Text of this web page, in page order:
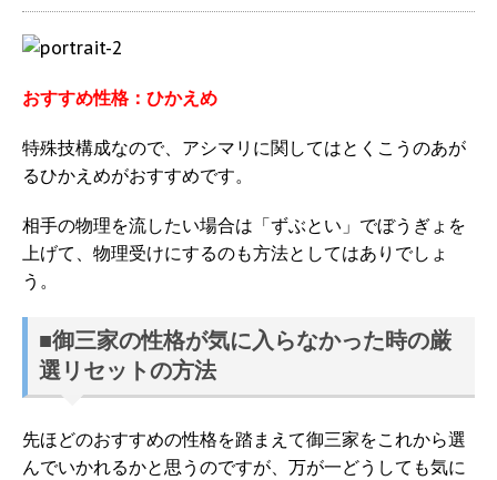
おすすめ性格：ひかえめ
特殊技構成なので、アシマリに関してはとくこうのあが
るひかえめがおすすめです。
相手の物理を流したい場合は「ずぶとい」でぼうぎょを
上げて、物理受けにするのも方法としてはありでしょ
う。
■御三家の性格が気に入らなかった時の厳
選リセットの方法
先ほどのおすすめの性格を踏まえて御三家をこれから選
んでいかれるかと思うのですが、万が一どうしても気に